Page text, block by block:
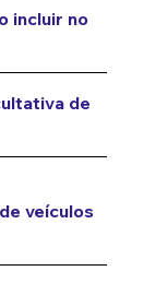
incluir no
de
veículos